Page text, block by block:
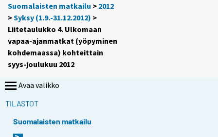
Suomalaisten matkailu > 2012
>Syksy (1.9.-31.12.2012) >
Liitetaulukko 4. Ulkomaan
vapaa-ajanmatkat (yöpyminen
kohdemaassa) kohteittain
syys-joulukuu 2012
Avaa valikko
TILASTOT
Suomalaisten matkailu